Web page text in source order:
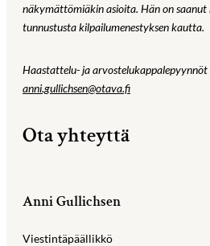
näkymättömiäkin asioita. Hän on
tunnustusta kilpailumenestyksen kautta.
Haastattelu- ja arvostelukappalepyynnöt
anni.gullichsen@otava.fi
Ota yhteyttä
Anni Gullichsen
Viestintäpäällikkö